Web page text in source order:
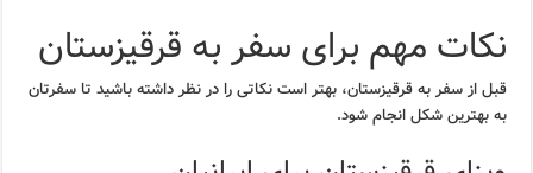
نکات مهم برای سفر به قرقیزستان
قبل از سفر به قرقیزستان، بهتر است نکاتی را در نظر داشته باشید تا سفرتان
به بهترین شکل انجام شود.